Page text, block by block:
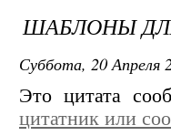
ШАБЛОНЫ
Суббота, 20 Апреля
Это цитата
цитатник или